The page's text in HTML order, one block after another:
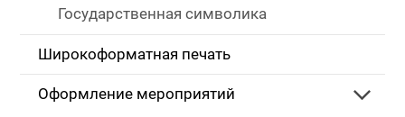
Государственная символика
Широкоформатная печать
Оформление мероприятий